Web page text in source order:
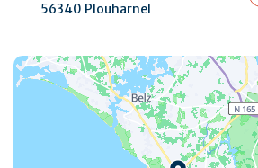
56340 Plouharnel